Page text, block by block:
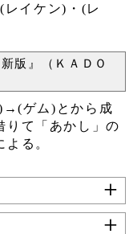
イケン)・(レ
版』（ＫＡＤＯ
)→(ゲム)とから成
りて「あかし」の
る。